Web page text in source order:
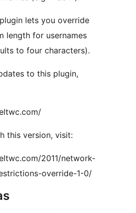
lets you override
length for usernames
to four characters).
to this plugin,
this version, visit:
2011/network-
override-1-0/